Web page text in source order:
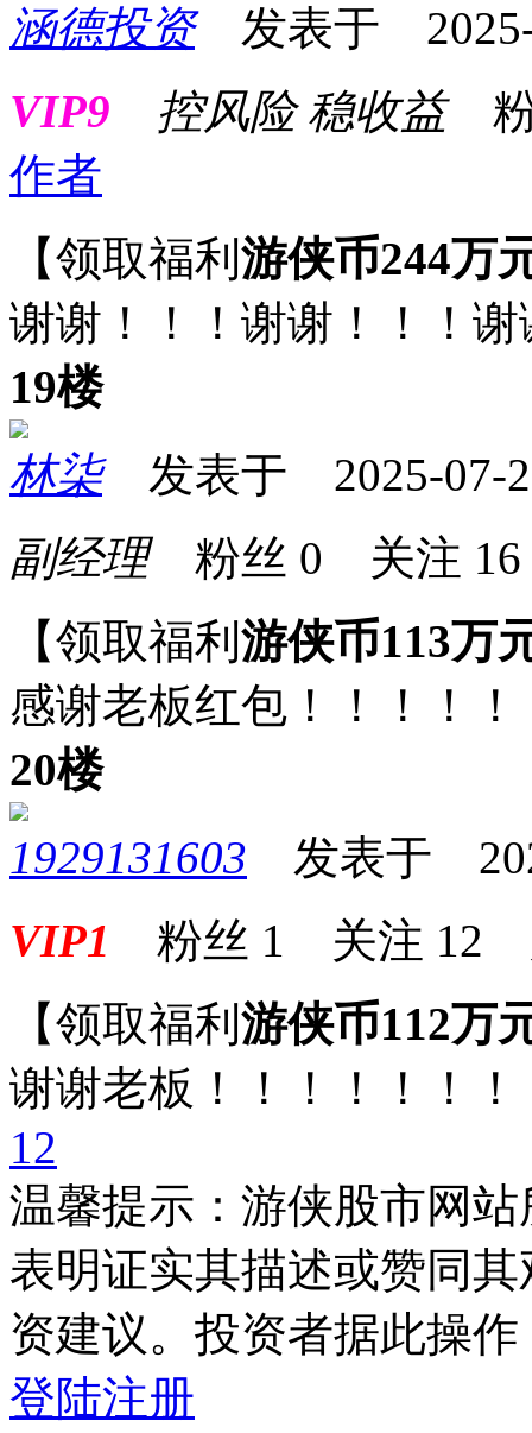
涵德投资发表于 2025-
VIP9
控风险 稳收益
作者
【领取福利 游侠币244万
谢谢！！！谢谢！！！
19楼
林柒发表于 2025-07-
副经理粉丝 0 关注 16
【领取福利 游侠币113万
感谢老板红包！！！！！
20楼
1929131603 发表于
VIP1 粉丝 1 关注 12
【领取福利 游侠币112万
谢谢老板！！！！！！！
12
温馨提示：游侠股市网
表明证实其描述或赞同
资建议。投资者据此操
登陆注册